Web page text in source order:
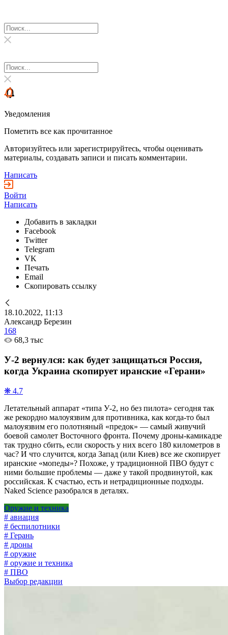
Уведомления
Пометить все как прочитанное
Авторизуйтесь или зарегистрируйтесь, чтобы оценивать
материалы, создавать записи и писать комментарии.
Написать
Войти
Написать
Добавить в закладки
Facebook
Twitter
Telegram
VK
Печать
Email
Скопировать ссылку
18.10.2022, 11:13
Александр Березин
168
68,3 тыс
У-2 вернулся: как будет защищаться Россия,
когда Украина скопирует иранские «Герани»
❋ 4.7
Летательный аппарат «типа У-2, но без пилота» сегодня так
же рекордно малоуязвим для противника, как когда-то был
малоуязвим его полотняный «предок» — самый живучий
боевой самолет Восточного фронта. Почему дроны-камикадзе
так трудно сбить, если скорость у них всего 180 километров в
час? И что случится, когда Запад (или Киев) все же скопирует
иранские «мопеды»? Похоже, у традиционной ПВО будут с
ними большие проблемы — даже у такой продвинутой, как
российская. К счастью, есть и нетрадиционные подходы.
Naked Science разобрался в деталях.
Оружие и техника
# авиация
# беспилотники
# Герань
# дроны
# оружие
# оружие и техника
# ПВО
Выбор редакции